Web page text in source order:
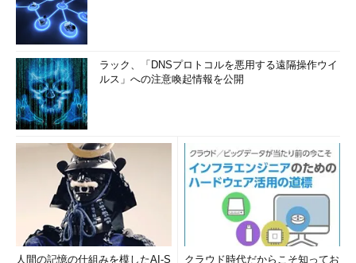
ラック、「DNSプロトコルを悪用する遠隔操作ウイ
ルス」への注意喚起情報を公開
人間の記憶の仕組みを模したAI-S
クラウド時代だからこそ知ってお